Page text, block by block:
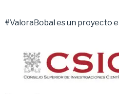
#ValoraBobal es un proyecto